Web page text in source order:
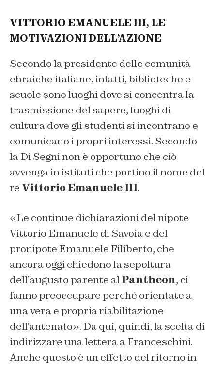
VITTORIO EMANUELE III, LE
MOTIVAZIONI DELL’AZIONE
Secondo la presidente delle comunità
ebraiche italiane, infatti, biblioteche e
scuole sono luoghi dove si concentra la
trasmissione del sapere, luoghi di
cultura dove gli studenti si incontrano e
comunicano i propri interessi. Secondo
la Di Segni non è opportuno che ciò
avvenga in istituti che portino il nome del
re Vittorio Emanuele III.
«Le continue dichiarazioni del nipote
Vittorio Emanuele di Savoia e del
pronipote Emanuele Filiberto, che
ancora oggi chiedono la sepoltura
dell’augusto parente alPantheon, ci
fanno preoccupare perché orientate a
una vera e propria riabilitazione
dell’antenato». Da qui, quindi, la scelta di
indirizzare una lettera a Franceschini.
Anche questo è un effetto del ritorno in